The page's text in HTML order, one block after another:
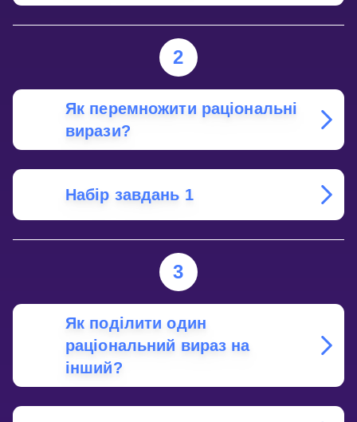
2
Як перемножити раціональні
вирази?
Набір завдань 1
3
Як поділити один
раціональний вираз на
інший?